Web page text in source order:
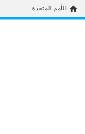
home الأمم المتحدة